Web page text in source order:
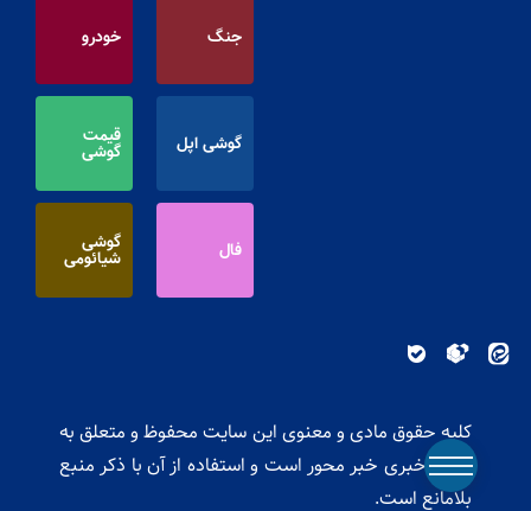
جنگ خودرو
گوشی اپل قیمت
گوشی
فال گوشی
شیائومی
کلیه حقوق مادی و معنوی این سایت محفوظ و متعلق به
پایگاه خبری خبر محور است و استفاده از آن با ذکر منبع
بلامانع است.